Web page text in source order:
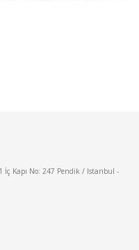
İç Kapı No: 247 Pendik / Istanbul -